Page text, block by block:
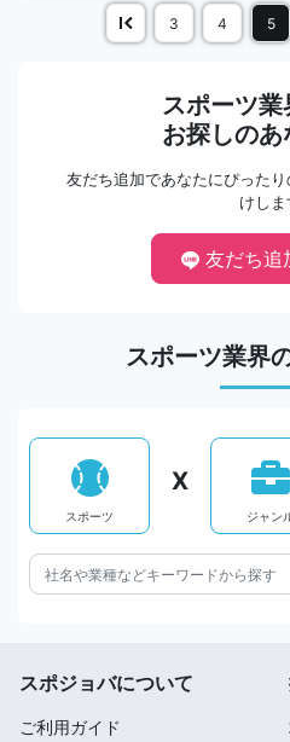
3 4 5
スポーツ業
お探しのあ
友だち追加であなたにぴった
けしま
友だち追
スポーツ業界
スポーツ
X
ジャン
スポジョバについて
ご利用ガイド